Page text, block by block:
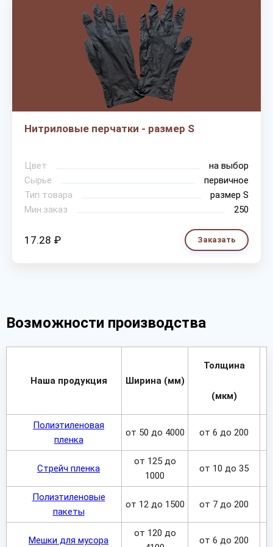
Нитриловые перчатки - размер S
Цвет
на выбор
Сырье
первичное
Тип товара
размер S
Мин.заказ
250
17.28 ₽ Заказать
Возможности производства
Наша продукция Ширина (мм)
Толщина
(мкм)
Полиэтиленовая
пленка
от 50 до 4000 от 6 до 200
Стрейч пленка
от 125 до
1000
от 10 до 35
Полиэтиленовые
пакеты
от 12 до 1500 от 7 до 200
Мешки для мусора
от 120 до
от 6 до 200